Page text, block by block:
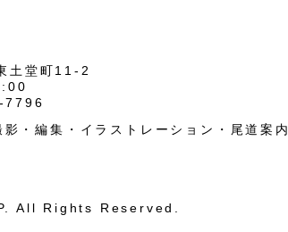
土堂町11-2
7796
・編集・イラストレーション・尾道案内
All Rights Reserved.